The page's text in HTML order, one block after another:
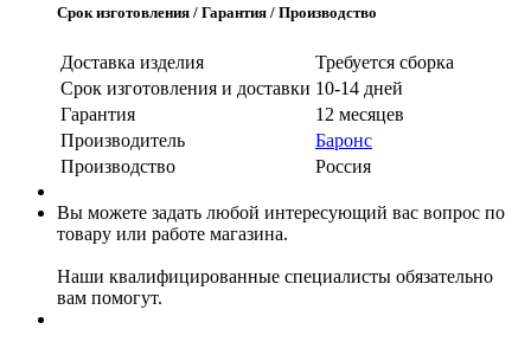
Срок изготовления / Гарантия / Производство
Доставка изделия
Требуется сборка
Срок изготовления и доставки 10-14 дней
Гарантия
12 месяцев
Производитель
Баронс
Производство
Россия
Вы можете задать любой интересующий вас вопрос по
товару или работе магазина.
Наши квалифицированные специалисты обязательно
вам помогут.